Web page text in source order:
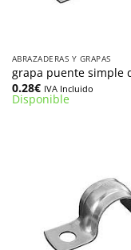
ABRAZADERAS Y GRAPAS
grapa puente simple
0.28€ IVA Incluido
Disponible